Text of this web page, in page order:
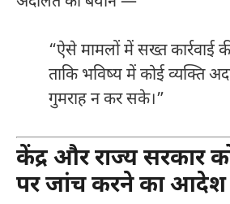
“ऐसे मामलों में सख्त कार्रवाई
ताकि भविष्य में कोई व्यक्ति
गुमराह न कर सके।”
केंद्र और राज्य सरकार
पर जांच करने का आदेश